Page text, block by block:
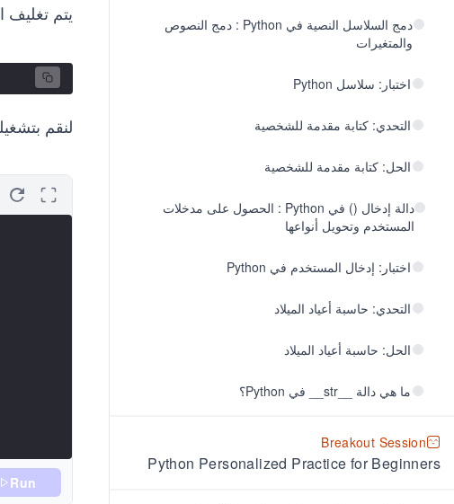
دمج السلاسل النصية في Python : دمج النصوص
والمتغيرات
اختبار: سلاسل Python
التحدي: كتابة مقدمة للشخصية
الحل: كتابة مقدمة للشخصية
دالة إدخال () في Python : الحصول على مدخلات
المستخدم وتحويل أنواعها
اختبار: إدخال المستخدم في Python
التحدي: حاسبة أعياد الميلاد
الحل: حاسبة أعياد الميلاد
ما هي دالة __str__ في Python؟
Breakout Session
Python Personalized Practice for Beginners
يتم
لنقم
Run